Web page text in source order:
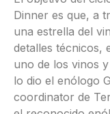
Dinner es que, a
una estrella del
detalles técnicos,
uno de los vinos
lo dio el enólogo
coordinator de